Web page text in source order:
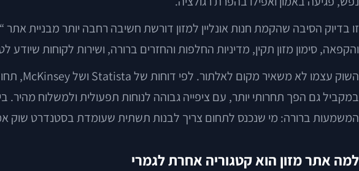
זו בדיוק הסיבה שהקמת חנות אונליין למזון דורשת חשיבה רחבה יותר מבניית
והקפאה, סימון מזון תקין, מדיניות החלפות והחזרים ברורה, ושירות לקוחות
במקביל גם הפך תחרותי יותר, עם ציפייה גבוהה לנוחות תפעולית ולמשלוח מהיר.
המשמעות ברורה: מי שנכנס לתחום צריך לבנות תשתית שעומדת בסטנדרט שוק
למה אתר מזון הוא קטגוריה אחרת לגמרי